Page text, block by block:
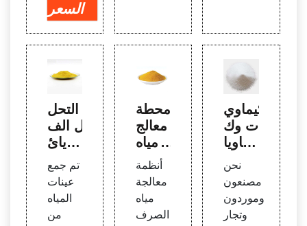
السعر
التحل
يل الف
يزيائ
كيميا
ئي لم
عالجة
تم جمع
عينات
المياه
من
محطة
معالج
ة مياه
الصر
ف ال
صح
ي: مي
أنظمة
معالجة
مياه
الصرف
كيماوي
ات وك
يماويا
الجة ا
لمياه
المواد
نحن
مصنعون
وموردون
وتجار